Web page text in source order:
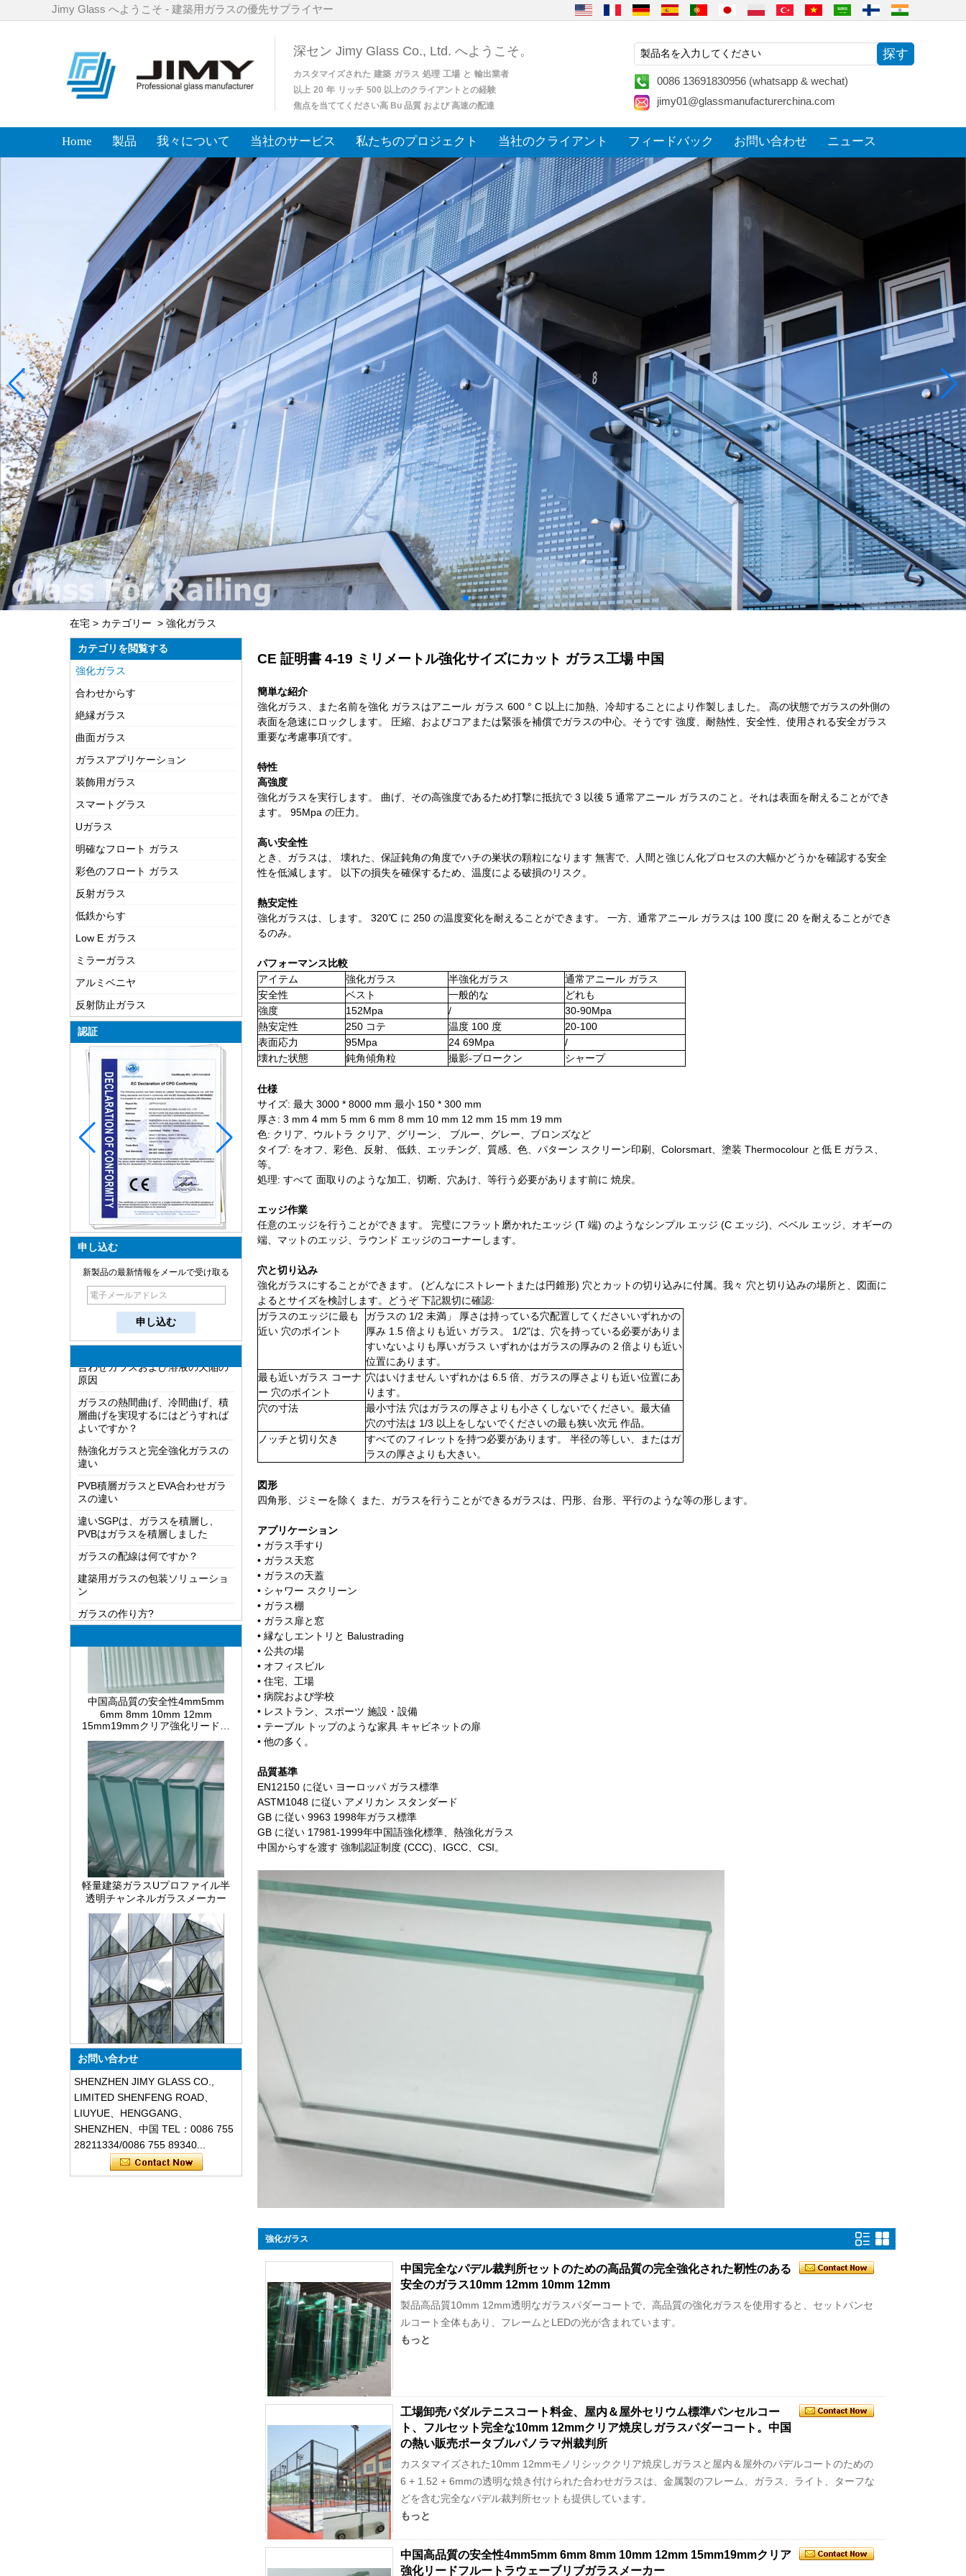
Jimy Glass へようこそ - 建築用ガラスの優先サプライヤー
深セン Jimy Glass Co., Ltd. へようこそ。
カスタマイズされた 建築 ガラス 処理 工場 と 輸出業者
以上 20 年 リッチ 500 以上のクライアントとの経験
焦点を当ててください高 Bu 品質 および 高速の配達
0086 13691830956 (whatsapp & wechat)
jimy01@glassmanufacturerchina.com
Home 製品 我々について 当社のサービス 私たちのプロジェクト 当社のクライアント フィードバック お問い合わせ ニュース
在宅 > カテゴリー > 強化ガラス
カテゴリを閲覧する
強化ガラス
合わせからす
絶縁ガラス
曲面ガラス
ガラスアプリケーション
装飾用ガラス
スマートグラス
Uガラス
明確なフロート ガラス
彩色のフロート ガラス
反射ガラス
低鉄からす
Low E ガラス
ミラーガラス
アルミベニヤ
反射防止ガラス
認証
申し込む
新製品の最新情報をメールで受け取る
ガラスの作り方?
双方向ミラーはどのように機能し
ますか？
LOW-E ガラスの最も包括的な知識
合わせガラスおよび溶液の欠陥の
ガラスの熱間曲げ、冷間曲げ、積
よいですか？
熱強化ガラスと完全強化ガラスの
PVB積層ガラスとEVA合わせガラ
違いSGPは、ガラスを積層し、
ガラスの配線は何ですか？
建築用ガラスの包装ソリューショ
ガラスの作り方?
双方向ミラーはどのように機能し
ますか？
LOW-E ガラスの最も包括的な知識
合わせガラスおよび溶液の欠陥の
ガラスの熱間曲げ、冷間曲げ、積
層曲げを実現するにはどうすれば
熱強化ガラスと完全強化ガラスの
違い
PVB積層ガラスとEVA合わせガラ
スの違い
違いSGPは、ガラスを積層し、
PVBはガラスを積層しました
ガラスの配線は何ですか？
建築用ガラスの包装ソリューショ
ン
中国高品質の安全性4mm5mm
6mm 8mm 10mm 12mm
15mm19mmクリア強化リードフ
ルートラウェーブリブガラスメー
カー
軽量建築ガラスUプロファイル半
透明チャンネルガラスメーカー
特別なデザインの三角形の構造の
防音防塵ガラスのファサード
お問い合わせ
SHENZHEN JIMY GLASS CO.,
LIMITED SHENFENG ROAD、
LIUYUE、HENGGANG、
SHENZHEN、中国 TEL：0086 755
28211334/0086 755 89340...
CE 証明書 4-19 ミリメートル強化サイズにカット ガラス工場 中国
簡単な紹介
強化ガラス、また名前を強化 ガラスはアニール ガラス 600 ° C 以上に加熱、冷却することにより作製しました。 高の状態でガラスの外側の
表面を急速にロックします。 圧縮、およびコアまたは緊張を補償でガラスの中心。そうです 強度、耐熱性、安全性、使用される安全ガラス
重要な考慮事項です。
特性
高強度
強化ガラスを実行します。 曲げ、その高強度であるため打撃に抵抗で 3 以後 5 通常アニール ガラスのこと。それは表面を耐えることができ
ます。 95Mpa の圧力。
高い安全性
とき、ガラスは、 壊れた、保証鈍角の角度でハチの巣状の顆粒になります 無害で、人間と強じん化プロセスの大幅かどうかを確認する安全
性を低減します。 以下の損失を確保するため、温度による破損のリスク。
熱安定性
強化ガラスは、します。 320℃ に 250 の温度変化を耐えることができます。 一方、通常アニール ガラスは 100 度に 20 を耐えることができ
るのみ。
パフォーマンス比較
アイテム
強化ガラス 半強化ガラス
通常アニール ガラス
安全性
ベスト 一般的な
どれも
強度
152Mpa /
30-90Mpa
熱安定性
250 コテ 温度 100 度
20-100
表面応力
95Mpa 24 69Mpa
/
壊れた状態
鈍角傾角粒 撮影-ブロークン シャープ
仕様
サイズ: 最大 3000 * 8000 mm 最小 150 * 300 mm
厚さ: 3 mm 4 mm 5 mm 6 mm 8 mm 10 mm 12 mm 15 mm 19 mm
色: クリア、ウルトラ クリア、グリーン、 ブルー、グレー、ブロンズなど
タイプ: をオフ、彩色、反射、 低鉄、エッチング、質感、色、パターン スクリーン印刷、Colorsmart、塗装 Thermocolour と低 E ガラス、
等。
処理: すべて 面取りのような加工、切断、穴あけ、等行う必要があります前に 焼戻。
エッジ作業
任意のエッジを行うことができます。 完璧にフラット磨かれたエッジ (T 端) のようなシンプル エッジ (C エッジ)、ベベル エッジ、オギーの
端、マットのエッジ、ラウンド エッジのコーナーします。
穴と切り込み
強化ガラスにすることができます。 (どんなにストレートまたは円錐形) 穴とカットの切り込みに付属。我々 穴と切り込みの場所と、図面に
よるとサイズを検討します。どうぞ 下記親切に確認:
ガラスのエッジに最も
近い 穴のポイント
ガラスの 1/2 未満」 厚さは持っている穴配置してくださいいずれかの
厚み 1.5 倍よりも近い ガラス。 1/2"は、穴を持っている必要がありま
すいないよりも厚いガラス いずれかはガラスの厚みの 2 倍よりも近い
位置にあります。
最も近いガラス コーナ
ー 穴のポイント
穴はいけません いずれかは 6.5 倍、ガラスの厚さよりも近い位置にあ
ります。
穴の寸法
最小寸法 穴はガラスの厚さよりも小さくしないでください。最大値
穴の寸法は 1/3 以上をしないでくださいの最も狭い次元 作品。
ノッチと切り欠き
すべてのフィレットを持つ必要があります。 半径の等しい、またはガ
ラスの厚さよりも大きい。
図形
四角形、ジミーを除く また、ガラスを行うことができるガラスは、円形、台形、平行のような等の形します。
アプリケーション
• ガラス手すり
• ガラス天窓
• ガラスの天蓋
• シャワー スクリーン
• ガラス棚
• ガラス扉と窓
• 縁なしエントリと Balustrading
• 公共の場
• オフィスビル
• 住宅、工場
• 病院および学校
• レストラン、スポーツ 施設・設備
• テーブル トップのような家具 キャビネットの扉
• 他の多く。
品質基準
EN12150 に従い ヨーロッパ ガラス標準
ASTM1048 に従い アメリカン スタンダード
GB に従い 9963 1998年ガラス標準
GB に従い 17981-1999年中国語強化標準、熱強化ガラス
中国からすを渡す 強制認証制度 (CCC)、IGCC、CSI。
強化ガラス
中国完全なパデル裁判所セットのための高品質の完全強化された靭性のある
安全のガラス10mm 12mm 10mm 12mm
製品高品質10mm 12mm透明なガラスパダーコートで、高品質の強化ガラスを使用すると、セットパンセ
ルコート全体もあり、フレームとLEDの光が含まれています。
もっと
工場卸売パダルテニスコート料金、屋内＆屋外セリウム標準パンセルコー
ト、フルセット完全な10mm 12mmクリア焼戻しガラスパダーコート。中国
の熱い販売ポータブルパノラマ州裁判所
カスタマイズされた10mm 12mmモノリシッククリア焼戻しガラスと屋内＆屋外のパデルコートのための
6 + 1.52 + 6mmの透明な焼き付けられた合わせガラスは、金属製のフレーム、ガラス、ライト、ターフな
どを含む完全なパデル裁判所セットも提供しています。
もっと
中国高品質の安全性4mm5mm 6mm 8mm 10mm 12mm 15mm19mmクリア
強化リードフルートラウェーブリブガラスメーカー